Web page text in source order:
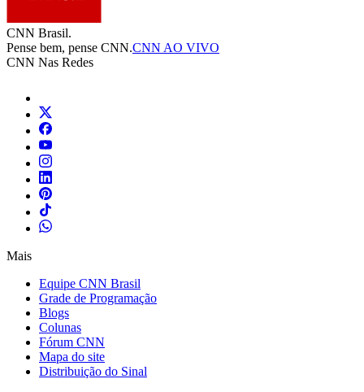
CNN Brasil.
Pense bem, pense CNN.CNN AO VIVO
CNN Nas Redes
Mais
Equipe CNN Brasil
Grade de Programação
Blogs
Colunas
Fórum CNN
Mapa do site
Distribuição do Sinal